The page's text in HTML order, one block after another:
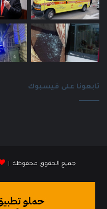
تابعونا على فيسبوك
جميع الحقوق محفوظة |